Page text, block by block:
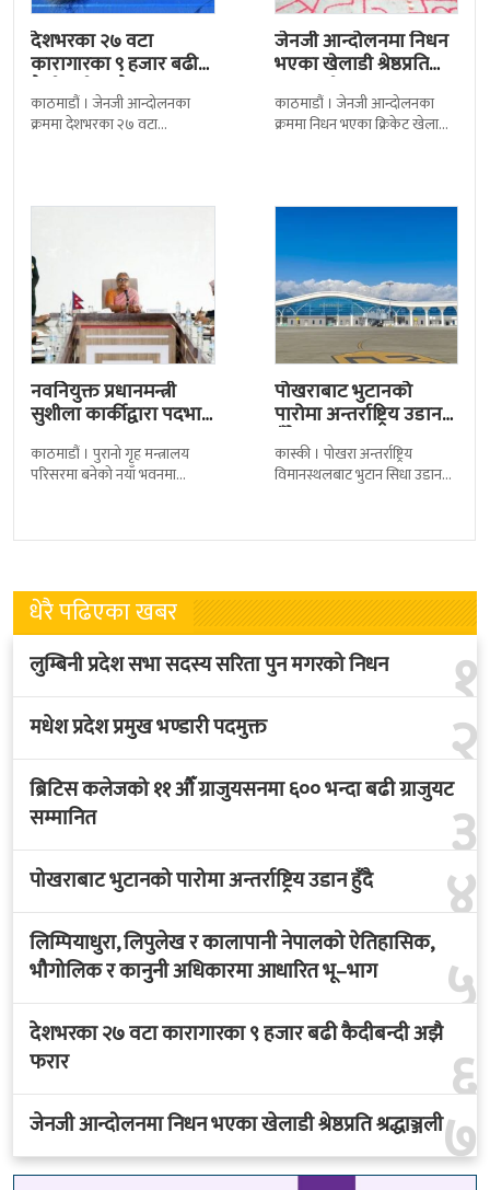
देशभरका २७ वटा
कारागारका ९ हजार बढी
कैदीबन्दी अझै फरार
काठमाडौं । जेनजी आन्दोलनका
क्रममा देशभरका २७ वटा
जेनजी आन्दोलनमा निधन
भएका खेलाडी श्रेष्ठप्रति
श्रद्धाञ्जली
काठमाडौं । जेनजी आन्दोलनका
क्रममा निधन भएका क्रिकेट खेलाडी
नवनियुक्त प्रधानमन्त्री
सुशीला कार्कीद्वारा पदभार
काठमाडौं । पुरानो गृह मन्त्रालय
परिसरमा बनेको नयाँ भवनमा
नवनियुक्त
पोखराबाट भुटानको
पारोमा अन्तर्राष्ट्रिय उडान
हुँदै
कास्की । पोखरा अन्तर्राष्ट्रिय
विमानस्थलबाट भुटान सिधा उडान
लागेको हो
धेरै पढिएका खबर
१
लुम्बिनी प्रदेश सभा सदस्य सरिता पुन मगरको निधन
२
मधेश प्रदेश प्रमुख भण्डारी पदमुक्त
३
ब्रिटिस कलेजको ११ औँ ग्राजुयसनमा ६०० भन्दा बढी ग्राजुयट
सम्मानित
४
पोखराबाट भुटानको पारोमा अन्तर्राष्ट्रिय उडान हुँदै
५
लिम्पियाधुरा, लिपुलेख र कालापानी नेपालको ऐतिहासिक,
भौगोलिक र कानुनी अधिकारमा आधारित भू–भाग
६
देशभरका २७ वटा कारागारका ९ हजार बढी कैदीबन्दी अझै
फरार
७
जेनजी आन्दोलनमा निधन भएका खेलाडी श्रेष्ठप्रति श्रद्धाञ्जली